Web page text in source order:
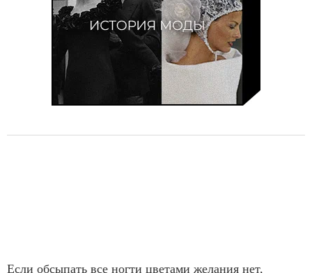
Если обсыпать все ногти цветами желания нет,